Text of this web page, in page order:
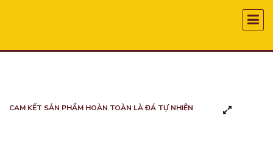
CAM KẾT SẢN PHẨM HOÀN TOÀN LÀ ĐÁ TỰ NHIÊN